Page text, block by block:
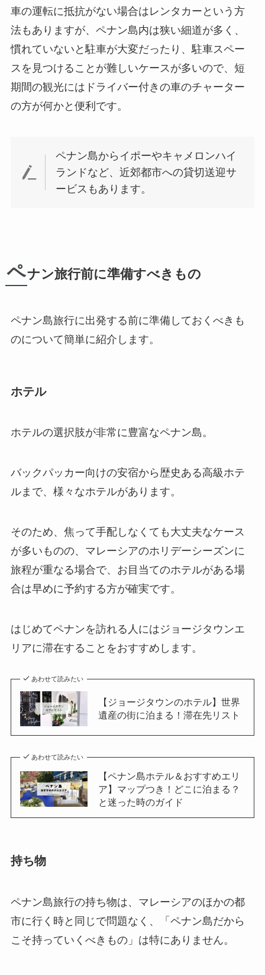
車の運転に抵抗がない場合はレンタカーという方
法もありますが、ペナン島内は狭い細道が多く、
慣れていないと駐車が大変だったり、駐車スペー
スを見つけることが難しいケースが多いので、短
期間の観光にはドライバー付きの車のチャーター
の方が何かと便利です。
ペナン島から イポーやキャメロンハイ
ランドなど、近郊都市への貸切送迎サ
ービスもあります。
ペナン旅行前に準備すべきもの
ペナン島旅行に出発する前に準備しておくべきも
のについて簡単に紹介します。
ホテル
ホテルの選択肢が非常に豊富なペナン島。
バックパッカー向けの安宿から歴史ある高級ホテ
ルまで、様々なホテルがあります。
そのため、焦って手配しなくても大丈夫なケース
が多いものの、マレーシアのホリデーシーズンに
旅程が重なる場合で、お目当てのホテルがある場
合は早めに予約する方が確実です。
はじめてペナンを訪れる人にはジョージタウンエ
リアに滞在することをおすすめ します。
あわせて読みたい
【ジョージタウンのホテル】世界
遺産の街に泊まる！滞在先リスト
あわせて読みたい
【ペナン島ホテル＆おすすめエリ
ア】マップつき！どこに泊まる？
と迷った時のガイド
持ち物
ペナン島旅行の持ち物は、マレーシアのほかの都
市に行く時と同じで問題なく、「ペナン島だから
こそ持っていくべきもの」は特にありません。